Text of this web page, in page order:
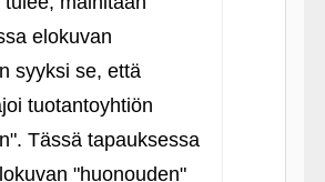
elokuvan
syyksi se, että
tuotantoyhtiön
Tässä tapauksessa
"huonouden"